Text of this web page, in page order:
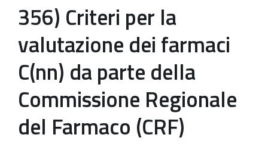
356) Criteri per la
valutazione dei farmaci
C(nn) da parte della
Commissione Regionale
del Farmaco (CRF)